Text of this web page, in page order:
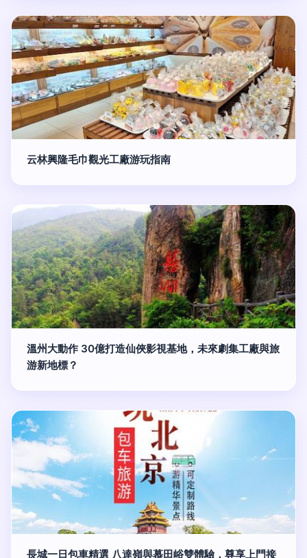
云林興隆毛巾觀光工廠游玩指南
溫州大動作 30億打造仙俠影視基地，未來劇集工廠與旅
游新地標？
長城一日包車精選 八達嶺與慕田峪雙體驗，尊享上門接